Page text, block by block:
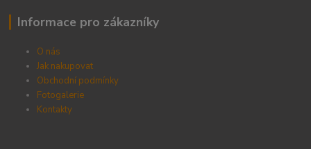
Informace pro zákazníky
O nás
Jak nakupovat
Obchodní podmínky
Fotogalerie
Kontakty